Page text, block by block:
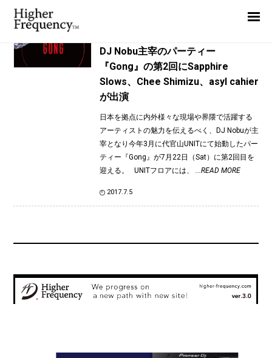
TAG: Saphire Slows
DJ Nobu主宰のパーティー
『Gong』の第2回にSapphire
Slows、Chee Shimizu、asyl cahier
が出演
日本を拠点に内外様々な現場や界隈で活躍する
アーティストの魅力を伝えるべく、DJ Nobuが主
宰となり今年3月に代官山UNITにて始動したパー
ティー『Gong』が7月22日（Sat）に第2回目を
迎える。 UNITフロアには、 ...READ MORE
2017.7.5
News
Interview
Highlight
Report